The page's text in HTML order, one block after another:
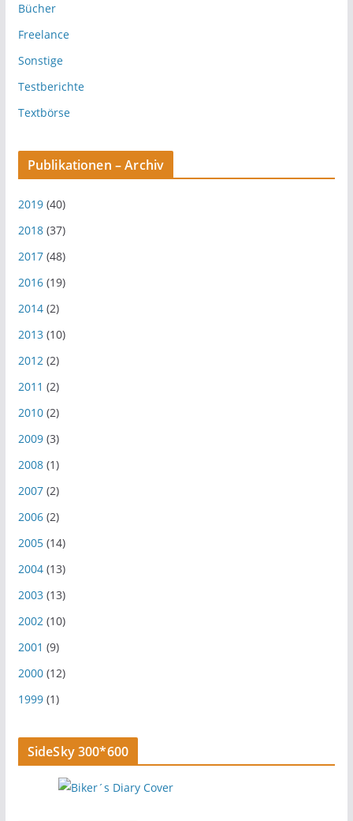
Bücher
Freelance
Sonstige
Testberichte
Textbörse
Publikationen – Archiv
2019(40)
2018(37)
2017(48)
2016(19)
2014(2)
2013(10)
2012(2)
2011 (2)
2010(2)
2009(3)
2008(1)
2007(2)
2006(2)
2005(14)
2004(13)
2003(13)
2002(10)
2001 (9)
2000(12)
1999(1)
SideSky 300*600